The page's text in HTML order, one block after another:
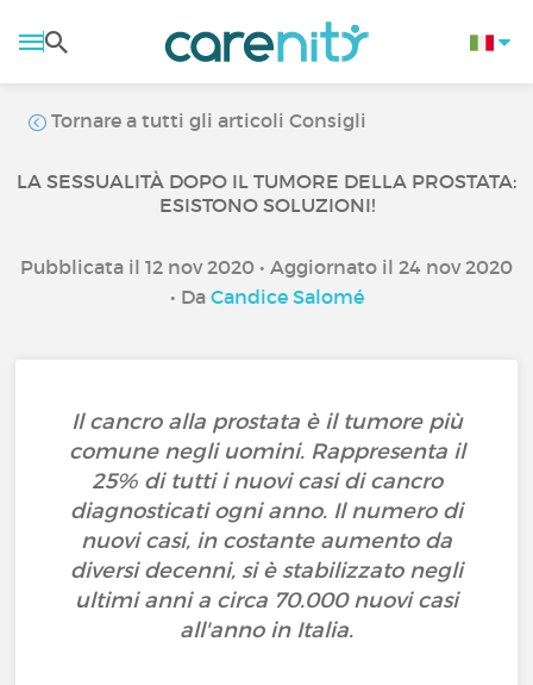
Tornare a tutti gli articoli Consigli
LA SESSUALITÀ DOPO IL TUMORE DELLA PROSTATA:
ESISTONO SOLUZIONI!
Pubblicata il 12 nov 2020 • Aggiornato il 24 nov 2020
• Da Candice Salomé
Il cancro alla prostata è il tumore più
comune negli uomini. Rappresenta il
25% di tutti i nuovi casi di cancro
diagnosticati ogni anno. Il numero di
nuovi casi, in costante aumento da
diversi decenni, si è stabilizzato negli
ultimi anni a circa 70.000 nuovi casi
all'anno in Italia.